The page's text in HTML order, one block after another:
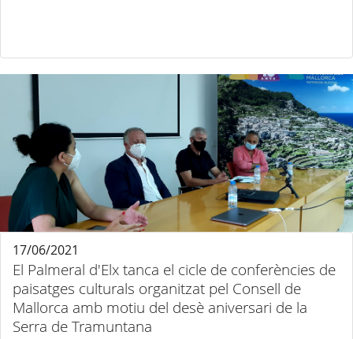
El Palmeral d'Elx tanca el cicle de conferències de
paisatges culturals organitzat pel Consell de
Mallorca amb motiu del desè aniversari de la
Serra de Tramuntana
17/06/2021